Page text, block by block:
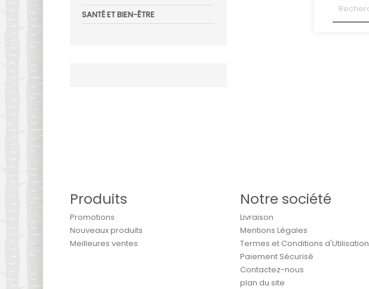
SANTÉ ET BIEN-ÊTRE
Produits
Promotions
Nouveaux produits
Meilleures ventes
Notre société
Livraison
Mentions Légales
Termes et Conditions d'Utilisation
Paiement Sécurisé
Contactez-nous
plan du site